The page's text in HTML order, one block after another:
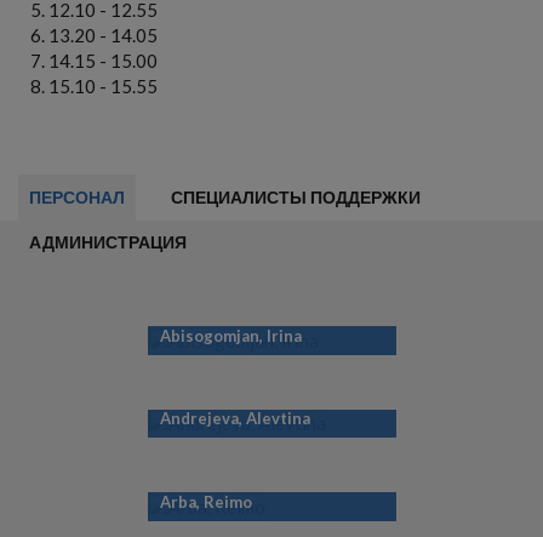
12.10 - 12.55
13.20 - 14.05
14.15 - 15.00
15.10 - 15.55
ПЕРСОНАЛ СПЕЦИАЛИСТЫ ПОДДЕРЖКИ
АДМИНИСТРАЦИЯ
Abisogomjan, Irina
Andrejeva, Alevtina
Arba, Reimo